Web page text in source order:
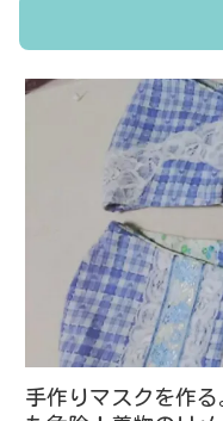
手作りマスクを作